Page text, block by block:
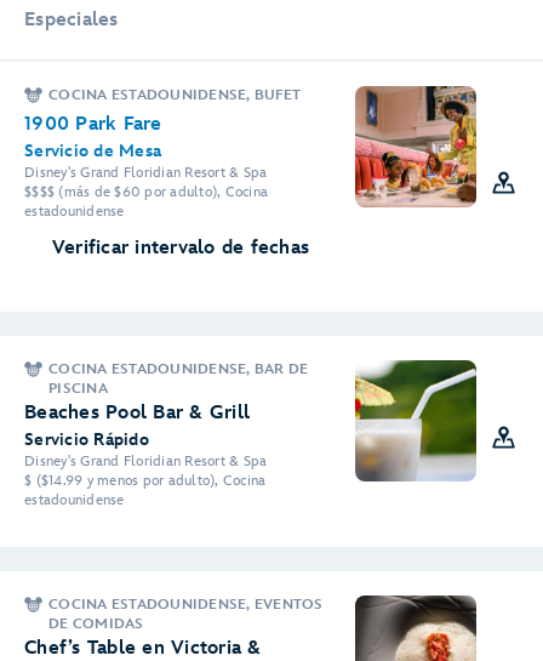
Especiales
COCINA ESTADOUNIDENSE, BUFET
1900 Park Fare
Servicio de Mesa
Disney's Grand Floridian Resort & Spa
$$$$ (más de $60 por adulto), Cocina
estadounidense
Verificar intervalo de fechas
COCINA ESTADOUNIDENSE, BAR DE
PISCINA
Beaches Pool Bar & Grill
Servicio Rápido
Disney's Grand Floridian Resort & Spa
$ ($14.99 y menos por adulto), Cocina
estadounidense
COCINA ESTADOUNIDENSE, EVENTOS
DE COMIDAS
Chef’s Table en Victoria &